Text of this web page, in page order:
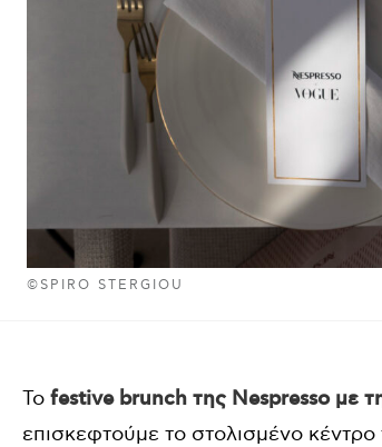
©SPIRO STERGIOU
Το festive brunch της Nespresso με
επισκεφτούμε το στολισμένο